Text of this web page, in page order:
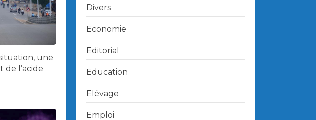
une
de l’acide
Divers
Economie
Editorial
Education
Elévage
Emploi